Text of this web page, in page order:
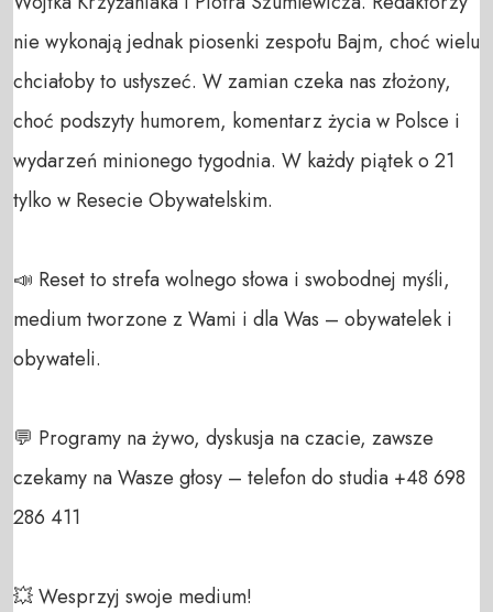
nie wykonają jednak piosenki zespołu Bajm, choć wielu
chciałoby to usłyszeć. W zamian czeka nas złożony,
choć podszyty humorem, komentarz życia w Polsce i
wydarzeń minionego tygodnia. W każdy piątek o 21
tylko w Resecie Obywatelskim.
📣 Reset to strefa wolnego słowa i swobodnej myśli,
medium tworzone z Wami i dla Was – obywatelek i
obywateli.
💬 Programy na żywo, dyskusja na czacie, zawsze
czekamy na Wasze głosy – telefon do studia +48 698
286 411
💥 Wesprzyj swoje medium!